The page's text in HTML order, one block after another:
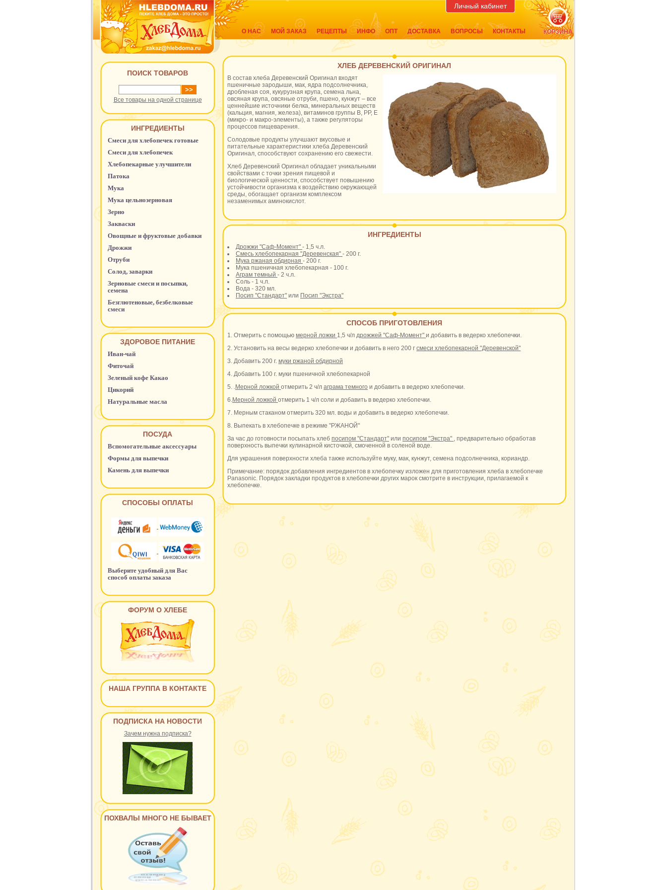
Личный кабинет
О НАС МОЙ ЗАКАЗ РЕЦЕПТЫ ИНФО ОПТ ДОСТАВКА ВОПРОСЫ КОНТАКТЫ КОРЗИНА
ПОИСК ТОВАРОВ
Все товары на одной странице
ИНГРЕДИЕНТЫ
Смеси для хлебопечек готовые
Смеси для хлебопечек
Хлебопекарные улучшители
Патока
Мука
Мука цельнозерновая
Зерно
Закваски
Овощные и фруктовые добавки
Дрожжи
Отруби
Солод, заварки
Зерновые смеси и посыпки,
семена
Безглютеновые, безбелковые
смеси
ЗДОРОВОЕ ПИТАНИЕ
Иван-чай
Фиточай
Зеленый кофе Какао
Цикорий
Натуральные масла
ПОСУДА
Вспомогательные аксессуары
Формы для выпечки
Камень для выпечки
СПОСОБЫ ОПЛАТЫ
Выберите удобный для Вас
способ оплаты заказа
ФОРУМ О ХЛЕБЕ
НАША ГРУППА В КОНТАКТЕ
ПОДПИСКА НА НОВОСТИ
Зачем нужна подписка?
ПОХВАЛЫ МНОГО НЕ БЫВАЕТ
ХЛЕБ ДЕРЕВЕНСКИЙ ОРИГИНАЛ
В состав хлеба Деревенский Оригинал входят
пшеничные зародыши, мак, ядра подсолнечника,
дробленая соя, кукурузная крупа, семена льна,
овсяная крупа, овсяные отруби, пшено, кунжут – все
ценнейшие источники белка, минеральных веществ
(кальция, магния, железа), витаминов группы В, РР, Е
(микро- и макро-элементы), а также регуляторы
процессов пищеварения.
Солодовые продукты улучшают вкусовые и
питательные характеристики хлеба Деревенский
Оригинал, способствуют сохранению его свежести.
Хлеб Деревенский Оригинал обладает уникальными
свойствами с точки зрения пищевой и
биологической ценности, способствует повышению
устойчивости организма к воздействию окружающей
среды, обогащает организм комплексом
незаменимых аминокислот.
ИНГРЕДИЕНТЫ
Дрожжи "Саф-Момент" - 1,5 ч.л.
Смесь хлебопекарная "Деревенская" - 200 г.
Мука ржаная обдирная - 200 г.
Мука пшеничная хлебопекарная - 100 г.
Аграм темный - 2 ч.л.
Соль - 1 ч.л.
Вода - 320 мл.
Посип "Стандарт" или Посип "Экстра"
СПОСОБ ПРИГОТОВЛЕНИЯ
1. Отмерить с помощью мерной ложки 1,5 ч/л дрожжей "Саф-Момент" и добавить в ведерко хлебопечки.
2. Установить на весы ведерко хлебопечки и добавить в него 200 г смеси хлебопекарной "Деревенской"
3. Добавить 200 г. муки ржаной обдирной
4. Добавить 100 г. муки пшеничной хлебопекарной
5. .Мерной ложкой отмерить 2 ч/л аграма темного и добавить в ведерко хлебопечки.
6.Мерной ложкой отмерить 1 ч/л соли и добавить в ведерко хлебопечки.
7. Мерным стаканом отмерить 320 мл. воды и добавить в ведерко хлебопечки.
8. Выпекать в хлебопечке в режиме "РЖАНОЙ"
За час до готовности посыпать хлеб посипом "Стандарт" или посипом "Экстра" , предварительно обработав
поверхность выпечки кулинарной кисточкой, смоченной в соленой воде.
Для украшения поверхности хлеба также используйте муку, мак, кунжут, семена подсолнечника, кориандр.
Примечание: порядок добавления ингредиентов в хлебопечку изложен для приготовления хлеба в хлебопечке
Panasonic. Порядок закладки продуктов в хлебопечки других марок смотрите в инструкции, прилагаемой к
хлебопечке.